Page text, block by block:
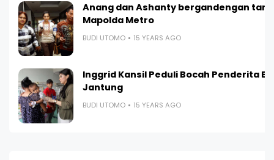
Anang dan Ashanty bergandengan
Mapolda Metro
BUDI UTOMO 15 YEARS AGO
Inggrid Kansil Peduli Bocah Penderita
Jantung
BUDI UTOMO 15 YEARS AGO